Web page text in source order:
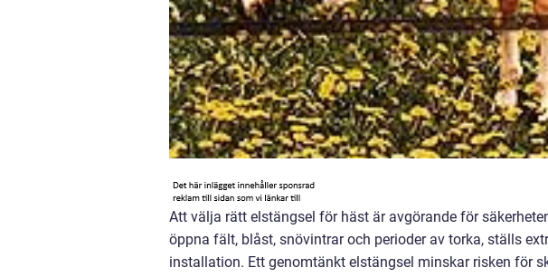
Att välja rätt elstängsel för häst är avgörande för
öppna fält, blåst, snövintrar och perioder av torka, ställs
installation. Ett genomtänkt elstängsel minskar risken för